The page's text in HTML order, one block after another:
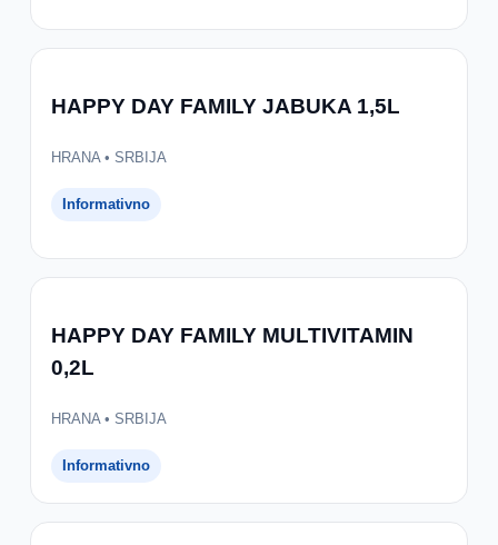
HAPPY DAY FAMILY JABUKA 1,5L
HRANA • SRBIJA
Informativno
HAPPY DAY FAMILY MULTIVITAMIN
0,2L
HRANA • SRBIJA
Informativno